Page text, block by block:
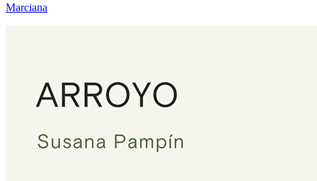
Marciana